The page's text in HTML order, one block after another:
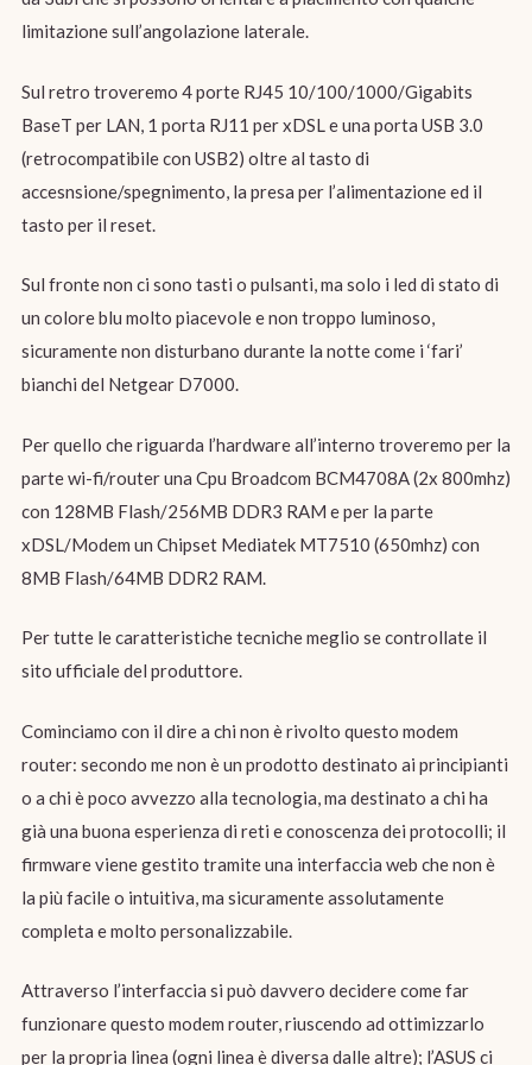
limitazione sull’angolazione laterale.
Sul retro troveremo 4 porte RJ45 10/100/1000/Gigabits
BaseT per LAN, 1 porta RJ11 per xDSL e una porta USB 3.0
(retrocompatibile con USB2) oltre al tasto di
accesnsione/spegnimento, la presa per l’alimentazione ed il
tasto per il reset.
Sul fronte non ci sono tasti o pulsanti, ma solo i led di stato di
un colore blu molto piacevole e non troppo luminoso,
sicuramente non disturbano durante la notte come i ‘fari’
bianchi del Netgear D7000.
Per quello che riguarda l’hardware all’interno troveremo per la
parte wi-fi/router una Cpu Broadcom BCM4708A (2x 800mhz)
con 128MB Flash/256MB DDR3 RAM e per la parte
xDSL/Modem un Chipset Mediatek MT7510 (650mhz) con
8MB Flash/64MB DDR2 RAM.
Per tutte le caratteristiche tecniche meglio se controllate il
sito ufficiale del produttore.
Cominciamo con il dire a chi non è rivolto questo modem
router: secondo me non è un prodotto destinato ai principianti
o a chi è poco avvezzo alla tecnologia, ma destinato a chi ha
già una buona esperienza di reti e conoscenza dei protocolli; il
firmware viene gestito tramite una interfaccia web che non è
la più facile o intuitiva, ma sicuramente assolutamente
completa e molto personalizzabile.
Attraverso l’interfaccia si può davvero decidere come far
funzionare questo modem router, riuscendo ad ottimizzarlo
per la propria linea (ogni linea è diversa dalle altre); l’ASUS ci